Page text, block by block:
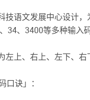
技语文发展中心设
34、3400等多种输入码
上、右上、左下、右
诀」：